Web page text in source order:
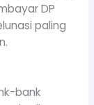
DP
paling
bank